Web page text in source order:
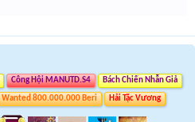
Công Hội MANUTD.S4 Bách Chiến Nhẫn Giả
Wanted 800.000.000 Beri Hải Tặc Vương